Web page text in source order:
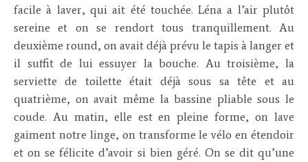
facile à laver, qui ait été touchée. Léna a l’air plutôt
sereine et on se rendort tous tranquillement. Au
deuxième round, on avait déjà prévu le tapis à langer et
il suffit de lui essuyer la bouche. Au troisième, la
serviette de toilette était déjà sous sa tête et au
quatrième, on avait même la bassine pliable sous le
coude. Au matin, elle est en pleine forme, on lave
gaiment notre linge, on transforme le vélo en étendoir
et on se félicite d’avoir si bien géré. On se dit qu’une